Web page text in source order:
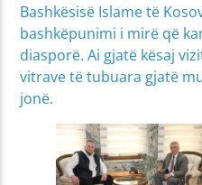
Bashkësisë Islame të
bashkëpunimi i mirë që
diasporë. Ai gjatë kësaj
vitrave të tubuara gjatë
jonë.